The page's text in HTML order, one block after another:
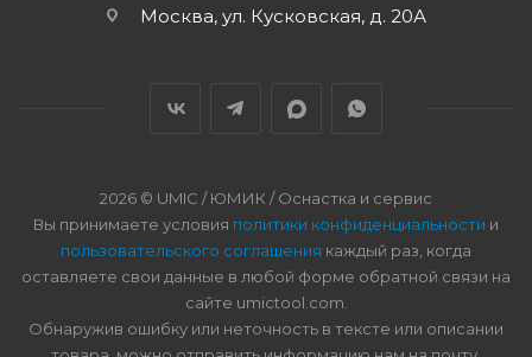
Москва, ул. Кусковская, д. 20А
2026 © UMIC / ЮМИК / Оснастка и сервис
Вы принимаете условия политики конфиденциальности и
пользовательского соглашения каждый раз, когда
оставляете свои данные в любой форме обратной связи на
сайте umictool.com.
Обнаружив ошибку или неточность в тексте или описании